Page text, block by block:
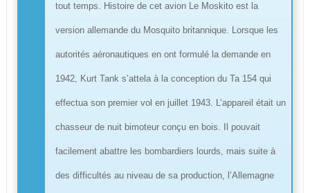
tout temps. Histoire de cet avion Le Moskito est la
version allemande du Mosquito britannique. Lorsque les
autorités aéronautiques en ont formulé la demande en
1942, Kurt Tank s’attela à la conception du Ta 154 qui
effectua son premier vol en juillet 1943. L’appareil était un
chasseur de nuit bimoteur conçu en bois. Il pouvait
facilement abattre les bombardiers lourds, mais suite à
des difficultés au niveau de sa production, l’Allemagne